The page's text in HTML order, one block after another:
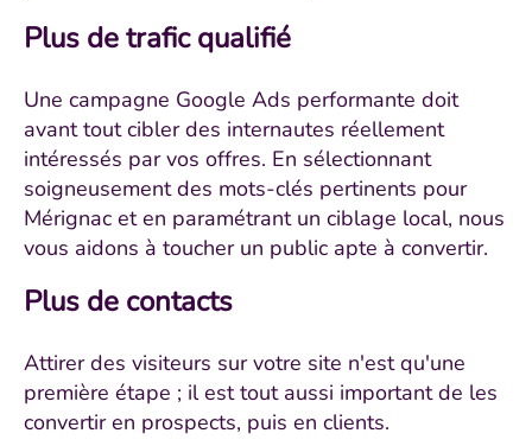
Plus de trafic qualifié
Une campagne Google Ads performante doit
avant tout cibler des internautes réellement
intéressés par vos offres. En sélectionnant
soigneusement des mots-clés pertinents pour
Mérignac et en paramétrant un ciblage local, nous
vous aidons à toucher un public apte à convertir.
Plus de contacts
Attirer des visiteurs sur votre site n'est qu'une
première étape ; il est tout aussi important de les
convertir en prospects, puis en clients.